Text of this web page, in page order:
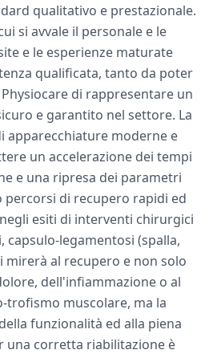
qualitativo e prestazionale.
si avvale il personale e le
e le esperienze maturate
qualificata, tanto da poter
di rappresentare un
e garantito nel settore. La
apparecchiature moderne e
un accelerazione dei tempi
e una ripresa dei parametri
di recupero rapidi ed
esiti di interventi chirurgici
legamentosi (spalla,
mirerà al recupero e non solo
dell'infiammazione o al
trofismo muscolare, ma la
funzionalità ed alla piena
una corretta riabilitazione è